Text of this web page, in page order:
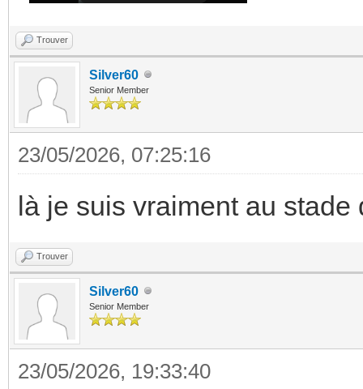
Trouver
Silver60
Senior Member
23/05/2026, 07:25:16
là je suis vraiment au
Trouver
Silver60
Senior Member
23/05/2026, 19:33:40